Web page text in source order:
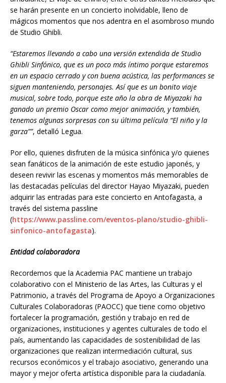
se harán presente en un concierto inolvidable, lleno de
mágicos momentos que nos adentra en el asombroso mundo
de Studio Ghibli.
“Estaremos llevando a cabo una versión extendida de Studio
Ghibli Sinfónico, que es un poco más íntimo porque estaremos
en un espacio cerrado y con buena acústica, las performances se
siguen manteniendo, personajes. Así que es un bonito viaje
musical, sobre todo, porque este año la obra de Miyazaki ha
ganado un premio Oscar como mejor animación, y también,
tenemos algunas sorpresas con su última película “El niño y la
garza””, detalló Legua.
Por ello, quienes disfruten de la música sinfónica y/o quienes
sean fanáticos de la animación de este estudio japonés, y
deseen revivir las escenas y momentos más memorables de
las destacadas películas del director Hayao Miyazaki, pueden
adquirir las entradas para este concierto en Antofagasta, a
través del sistema passline
(https://www.passline.com/eventos-plano/studio-ghibli-
sinfonico-antofagasta).
Entidad colaboradora
Recordemos que la Academia PAC mantiene un trabajo
colaborativo con el Ministerio de las Artes, las Culturas y el
Patrimonio, a través del Programa de Apoyo a Organizaciones
Culturales Colaboradoras (PAOCC) que tiene como objetivo
fortalecer la programación, gestión y trabajo en red de
organizaciones, instituciones y agentes culturales de todo el
país, aumentando las capacidades de sostenibilidad de las
organizaciones que realizan intermediación cultural, sus
recursos económicos y el trabajo asociativo, generando una
mayor y mejor oferta artística disponible para la ciudadanía.